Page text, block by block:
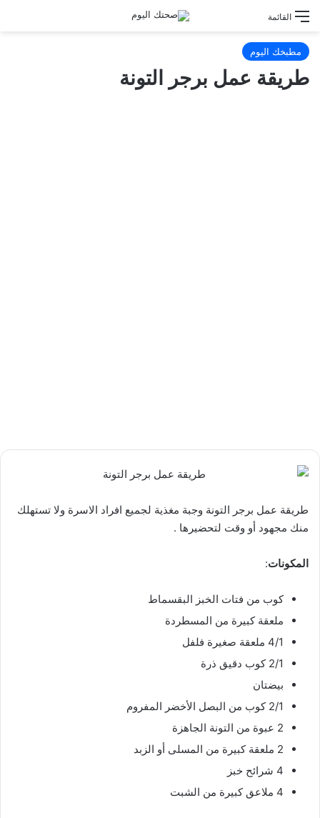
القائمة
مطبخك اليوم
طريقة عمل برجر التونة
طريقة عمل برجر التونة وجبة مغذية لجميع افراد الاسرة ولا تستهلك
منك مجهود أو وقت لتحضيرها .
المكونات:
كوب من فتات الخبز البقسماط
ملعقة كبيرة من المسطردة
4/1 ملعقة صغيرة فلفل
2/1 كوب دقيق ذرة
بيضتان
2/1 كوب من البصل الأخضر المفروم
2 عبوة من التونة الجاهزة
2 ملعقة كبيرة من المسلى أو الزبد
4 شرائح خبز
4 ملاعق كبيرة من الشبت